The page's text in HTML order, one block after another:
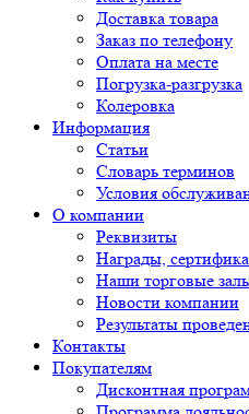
Доставка товара
Заказ по телефону
Оплата на месте
Погрузка-разгрузка
Колеровка
Информация
Статьи
Словарь терминов
Условия
О компании
Реквизиты
Награды,
Наши торговые
Новости компании
Результаты
Контакты
Покупателям
Дисконтная